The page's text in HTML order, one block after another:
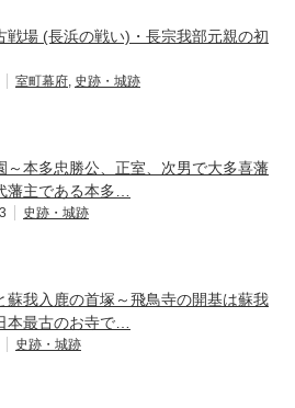
戦場 (長浜の戦い)・長宗我部元親の初
室町幕府 史跡・城跡
～本多忠勝公、正室、次男で大多喜藩
藩主である本多…
史跡・城跡
蘇我入鹿の首塚～飛鳥寺の開基は蘇我
本最古のお寺で…
史跡・城跡